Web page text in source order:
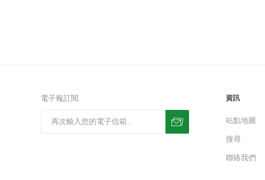
電子報訂閱 資訊
站點地圖
搜尋
聯絡我們